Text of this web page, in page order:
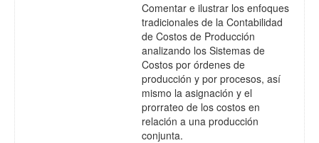
Comentar e ilustrar los enfoques
tradicionales de la Contabilidad
de Costos de Producción
analizando los Sistemas de
Costos por órdenes de
producción y por procesos, así
mismo la asignación y el
prorrateo de los costos en
relación a una producción
conjunta.